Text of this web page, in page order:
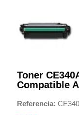
Toner
Compatible
Referencia